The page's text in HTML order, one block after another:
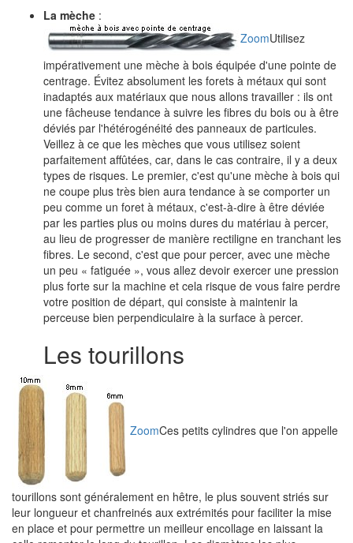
La mèche :
ZoomUtilisez
impérativement une mèche à bois équipée d'une pointe de
centrage. Évitez absolument les forets à métaux qui sont
inadaptés aux matériaux que nous allons travailler : ils ont
une fâcheuse tendance à suivre les fibres du bois ou à être
déviés par l'hétérogénéité des panneaux de particules.
Veillez à ce que les mèches que vous utilisez soient
parfaitement affûtées, car, dans le cas contraire, il y a deux
types de risques. Le premier, c'est qu'une mèche à bois qui
ne coupe plus très bien aura tendance à se comporter un
peu comme un foret à métaux, c'est-à-dire à être déviée
par les parties plus ou moins dures du matériau à percer,
au lieu de progresser de manière rectiligne en tranchant les
fibres. Le second, c'est que pour percer, avec une mèche
un peu « fatiguée », vous allez devoir exercer une pression
plus forte sur la machine et cela risque de vous faire perdre
votre position de départ, qui consiste à maintenir la
perceuse bien perpendiculaire à la surface à percer.
Les tourillons
ZoomCes petits cylindres que l'on appelle
tourillons sont généralement en hêtre, le plus souvent striés sur
leur longueur et chanfreinés aux extrémités pour faciliter la mise
en place et pour permettre un meilleur encollage en laissant la